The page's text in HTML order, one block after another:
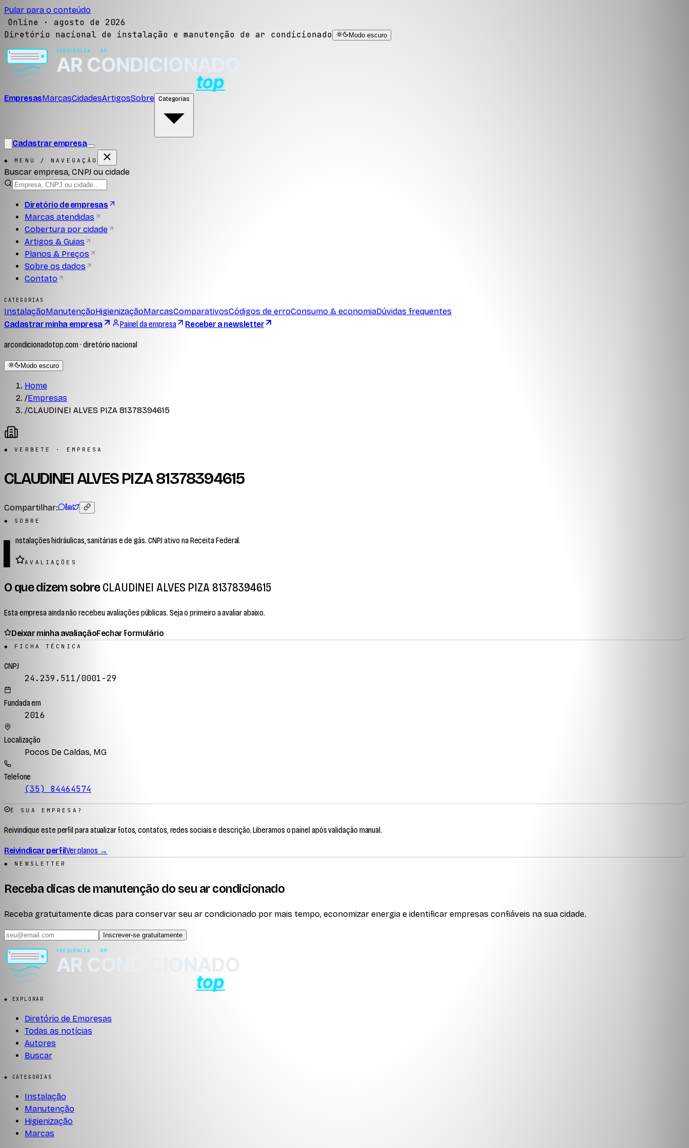
Pular para o conteúdo
Online · agosto de 2026
Diretório nacional de instalação e manutenção de ar condicionado
Modo escuro
EmpresasMarcasCidadesArtigosSobre Categorias
Cadastrar empresa
◆ MENU / NAVEGAÇÃO
Buscar empresa, CNPJ ou cidade
Diretório de empresas
Marcas atendidas
Cobertura por cidade
Artigos & Guias
Planos & Preços
Sobre os dados
Contato
CATEGORIAS
InstalaçãoManutençãoHigienizaçãoMarcasComparativosCódigos de erroConsumo & economiaDúvidas frequentes
Cadastrar minha empresa
Painel da empresa Receber a newsletter
arcondicionadotop.com · diretório nacional
Modo escuro
Home
/Empresas
/CLAUDINEI ALVES PIZA 81378394615
◆ VERBETE · EMPRESA
CLAUDINEI ALVES PIZA 81378394615
Compartilhar:
◆ SOBRE
I nstalações hidráulicas, sanitárias e de gás. CNPJ ativo na Receita Federal.
AVALIAÇÕES
O que dizem sobreCLAUDINEI ALVES PIZA 81378394615
Esta empresa ainda não recebeu avaliações públicas. Seja o primeiro a avaliar abaixo.
Deixar minha avaliaçãoFechar formulário
◆ FICHA TÉCNICA
CNPJ
24.239.511/0001-29
Fundada em
2016
Localização
Pocos De Caldas, MG
Telefone
(35) 84464574
É SUA EMPRESA?
Reivindique este perfil para atualizar fotos, contatos, redes sociais e descrição. Liberamos o painel após validação manual.
Reivindicar perfilVer planos →
◆ NEWSLETTER
Receba dicas de manutenção do seu ar condicionado
Receba gratuitamente dicas para conservar seu ar condicionado por mais tempo, economizar energia e identificar empresas confiáveis na sua cidade.
Inscrever-se gratuitamente
◆ EXPLORAR
Diretório de Empresas
Todas as notícias
Autores
Buscar
◆ CATEGORIAS
Instalação
Manutenção
Higienização
Marcas